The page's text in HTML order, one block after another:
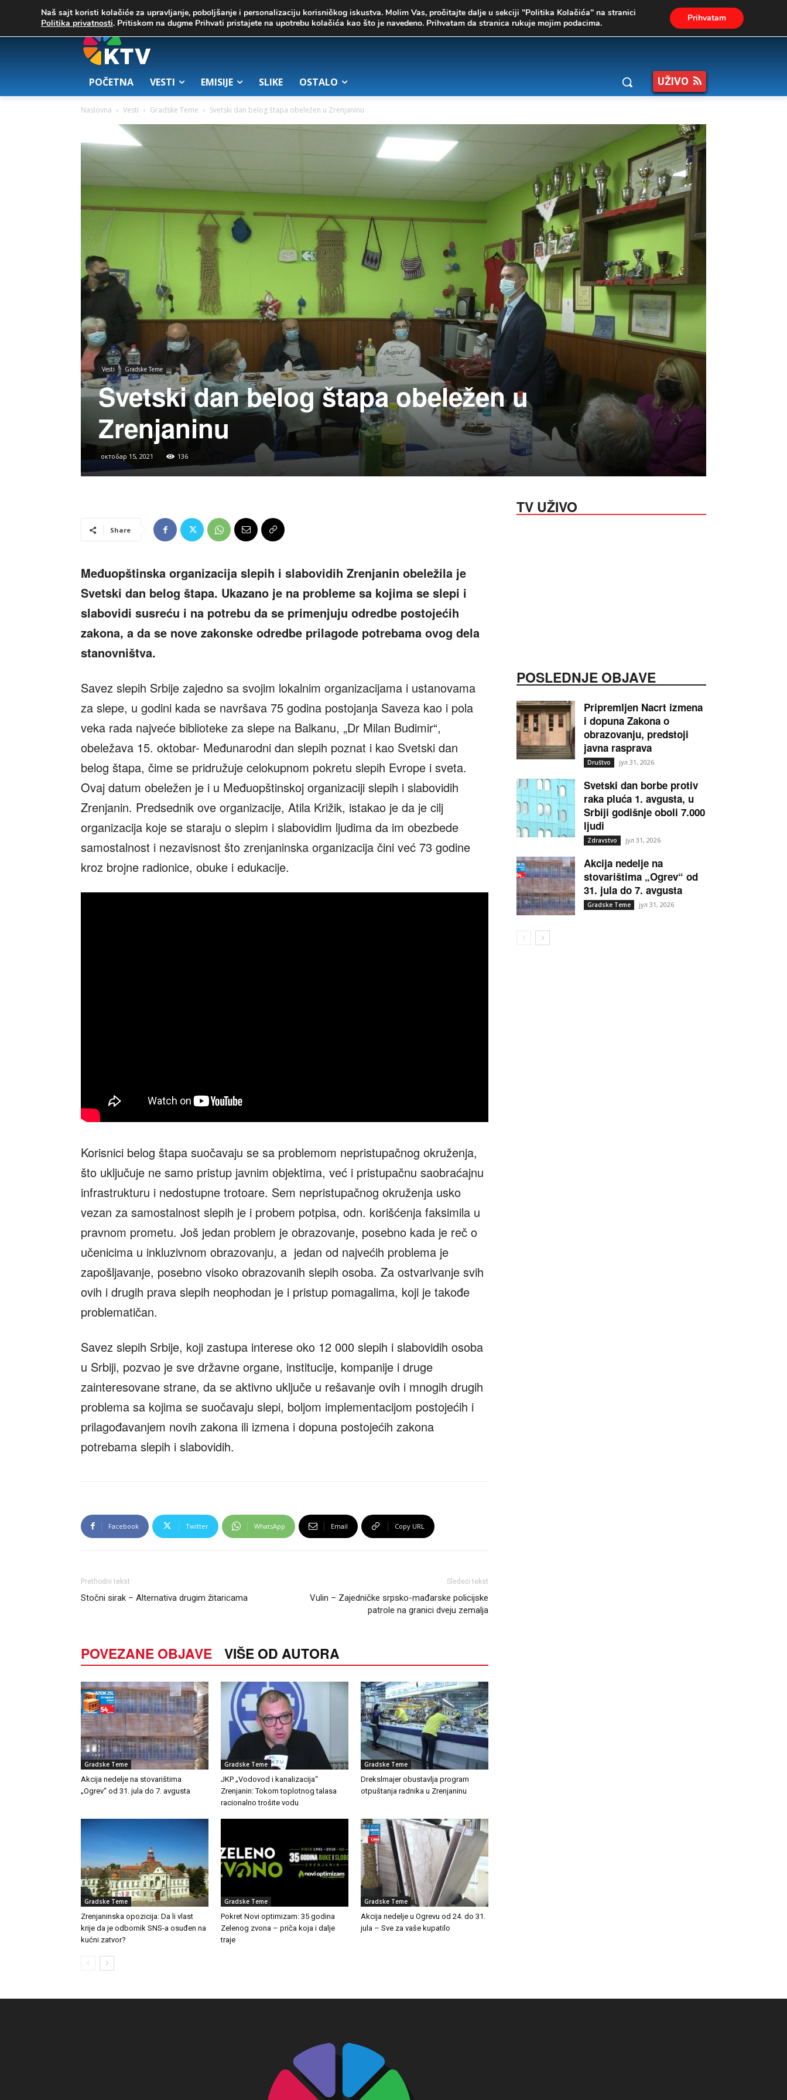
25.7 Zrenjanin 02. август 2026.
POČETNA VESTI EMISIJE SLIKE OSTALO UŽIVO
Naslovna Vesti Gradske Teme Svetski dan belog štapa obeležen u Zrenjaninu
Vesti Gradske Teme
Svetski dan belog štapa obeležen u
Zrenjaninu
октобар 15, 2021 136
Share
Međuopštinska organizacija slepih i slabovidih Zrenjanin obeležila je
Svetski dan belog štapa. Ukazano je na probleme sa kojima se slepi i
slabovidi susreću i na potrebu da se primenjuju odredbe postojećih
zakona, a da se nove zakonske odredbe prilagode potrebama ovog dela
stanovništva.
Savez slepih Srbije zajedno sa svojim lokalnim organizacijama i ustanovama
za slepe, u godini kada se navršava 75 godina postojanja Saveza kao i pola
veka rada najveće biblioteke za slepe na Balkanu, „Dr Milan Budimir“,
obeležava 15. oktobar- Međunarodni dan slepih poznat i kao Svetski dan
belog štapa, čime se pridružuje celokupnom pokretu slepih Evrope i sveta.
Ovaj datum obeležen je i u Međuopštinskoj organizaciji slepih i slabovidih
Zrenjanin. Predsednik ove organizacije, Atila Križik, istakao je da je cilj
organizacija koje se staraju o slepim i slabovidim ljudima da im obezbede
samostalnost i nezavisnost što zrenjaninska organizacija čini već 73 godine
kroz brojne radionice, obuke i edukacije.
Korisnici belog štapa suočavaju se sa problemom nepristupačnog okruženja,
što uključuje ne samo pristup javnim objektima, već i pristupačnu saobraćajnu
infrastrukturu i nedostupne trotoare. Sem nepristupačnog okruženja usko
vezan za samostalnost slepih je i probem potpisa, odn. korišćenja faksimila u
pravnom prometu. Još jedan problem je obrazovanje, posebno kada je reč o
učenicima u inkluzivnom obrazovanju, a jedan od najvećih problema je
zapošljavanje, posebno visoko obrazovanih slepih osoba. Za ostvarivanje svih
ovih i drugih prava slepih neophodan je i pristup pomagalima, koji je takođe
problematičan.
Savez slepih Srbije, koji zastupa interese oko 12 000 slepih i slabovidih osoba
u Srbiji, pozvao je sve državne organe, institucije, kompanije i druge
zainteresovane strane, da se aktivno uključe u rešavanje ovih i mnogih drugih
problema sa kojima se suočavaju slepi, boljom implementacijom postojećih i
prilagođavanjem novih zakona ili izmena i dopuna postojećih zakona
potrebama slepih i slabovidih.
Facebook Twitter WhatsApp Email Copy URL
Prethodni tekst
Stočni sirak – Alternativa drugim žitaricama
Sledeći tekst
Vulin – Zajedničke srpsko-mađarske policijske
patrole na granici dveju zemalja
POVEZANE OBJAVE VIŠE OD AUTORA
Gradske Teme
Akcija nedelje na stovarištima
„Ogrev“ od 31. jula do 7. avgusta
Gradske Teme
JKP „Vodovod i kanalizacija“
Zrenjanin: Tokom toplotnog talasa
racionalno trošite vodu
Gradske Teme
Drekslmajer obustavlja program
otpuštanja radnika u Zrenjaninu
Gradske Teme
Zrenjaninska opozicija: Da li vlast
krije da je odbornik SNS-a osuđen na
kućni zatvor?
Gradske Teme
Pokret Novi optimizam: 35 godina
Zelenog zvona – priča koja i dalje
traje
Gradske Teme
Akcija nedelje u Ogrevu od 24. do 31.
jula – Sve za vaše kupatilo
TV UŽIVO
POSLEDNJE OBJAVE
Pripremljen Nacrt izmena
i dopuna Zakona o
obrazovanju, predstoji
javna rasprava
Društvo јул 31, 2026
Svetski dan borbe protiv
raka pluća 1. avgusta, u
Srbiji godišnje oboli 7.000
ljudi
Zdravstvo јул 31, 2026
Akcija nedelje na
stovarištima „Ogrev“ od
31. jula do 7. avgusta
Gradske Teme јул 31, 2026
Naš sajt koristi kolačiće za upravljanje, poboljšanje i personalizaciju korisničkog iskustva. Molim Vas, pročitajte dalje u sekciji "Politika Kolačića" na stranici
Politika privatnosti. Pritiskom na dugme Prihvati pristajete na upotrebu kolačića kao što je navedeno. Prihvatam da stranica rukuje mojim podacima. Prihvatam